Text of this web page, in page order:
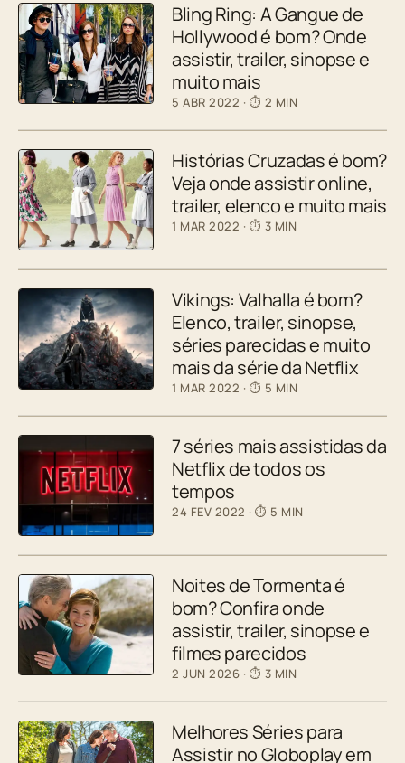
Bling Ring: A Gangue de
Hollywood é bom? Onde
assistir, trailer, sinopse e
muito mais
5 ABR 2022 · ⏱ 2 MIN
Histórias Cruzadas é bom?
Veja onde assistir online,
trailer, elenco e muito mais
1 MAR 2022 · ⏱ 3 MIN
Vikings: Valhalla é bom?
Elenco, trailer, sinopse,
séries parecidas e muito
mais da série da Netflix
1 MAR 2022 · ⏱ 5 MIN
7 séries mais assistidas da
Netflix de todos os
tempos
24 FEV 2022 · ⏱ 5 MIN
Noites de Tormenta é
bom? Confira onde
assistir, trailer, sinopse e
filmes parecidos
2 JUN 2026 · ⏱ 3 MIN
Melhores Séries para
Assistir no Globoplay em